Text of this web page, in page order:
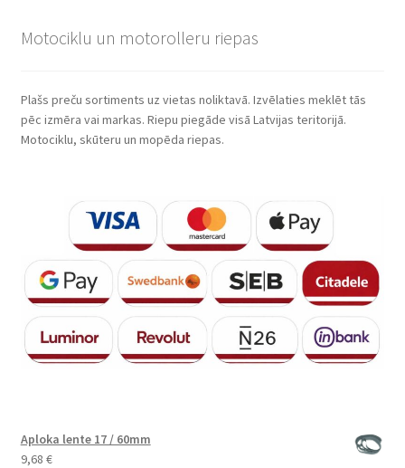
Motociklu un motorolleru riepas
Plašs preču sortiments uz vietas noliktavā. Izvēlaties meklēt tās
pēc izmēra vai markas. Riepu piegāde visā Latvijas teritorijā.
Motociklu, skūteru un mopēda riepas.
Aploka lente 17 / 60mm
9,68 €